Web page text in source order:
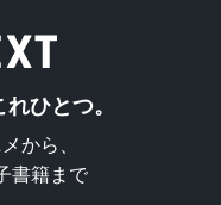
ひとつ。
から、
書籍まで